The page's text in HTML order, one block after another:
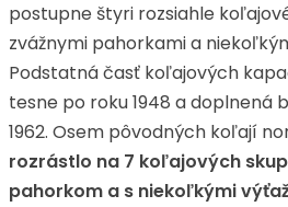
postupne štyri rozsiahle
zvážnymi pahorkami a
Podstatná časť koľajových
tesne po roku 1948 a doplnená
1962. Osem pôvodných koľají
rozrástlo na 7 koľajových
pahorkom a s niekoľkými